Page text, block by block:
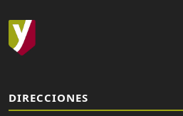
DIRECCIONES